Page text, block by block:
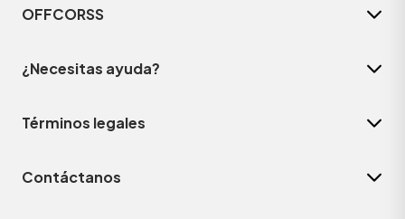
OFFCORSS
¿Necesitas ayuda?
Términos legales
Contáctanos